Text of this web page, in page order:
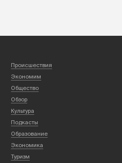
Происшествия
Экономим
Общество
Обзор
Культура
Подкасты
Образование
Экономика
Туризм